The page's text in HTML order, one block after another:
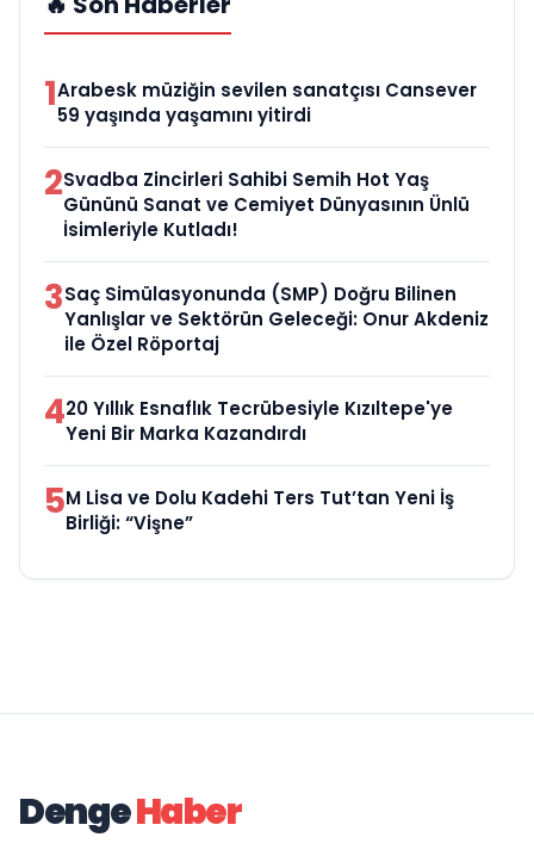
1Arabesk müziğin sevilen sanatçısı Cansever
59 yaşında yaşamını yitirdi
2Svadba Zincirleri Sahibi Semih Hot Yaş
Gününü Sanat ve Cemiyet Dünyasının Ünlü
İsimleriyle Kutladı!
3Saç Simülasyonunda (SMP) Doğru Bilinen
Yanlışlar ve Sektörün Geleceği: Onur Akdeniz
ile Özel Röportaj
420 Yıllık Esnaflık Tecrübesiyle Kızıltepe'ye
Yeni Bir Marka Kazandırdı
5M Lisa ve Dolu Kadehi Ters Tut’tan Yeni İş
Birliği: “Vişne”
DengeHaber